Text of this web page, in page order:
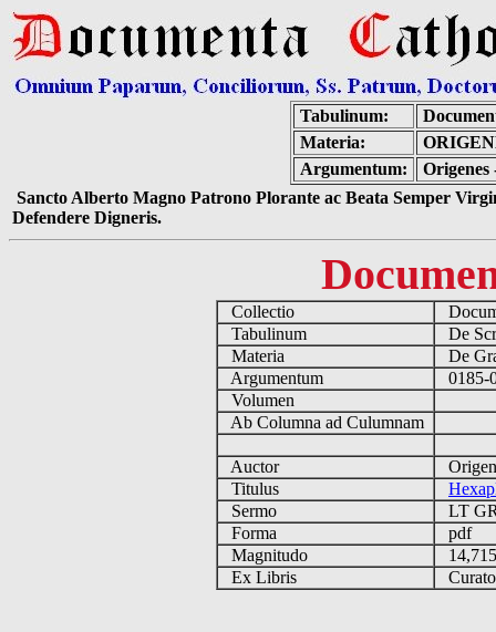
Tabulinum:
Materia:
Argumentum:
Origenes
Sancto Alberto Magno Patrono Plorante ac Beata Semper
Defendere Digneris.
Collectio
Tabulinum
De
Materia
De
Argumentum
0185-
Volumen
Ab Columna ad Culumnam
Auctor
Titulus
Sermo
LT
Forma
pdf
Magnitudo
Ex Libris